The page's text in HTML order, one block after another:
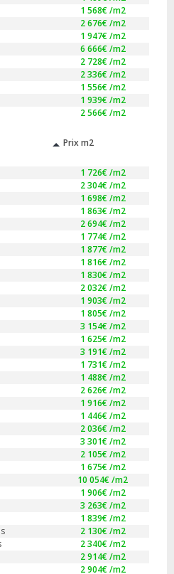
1 568€ /m2
2 676€ /m2
1 947€ /m2
6 666€ /m2
2 728€ /m2
2 336€ /m2
1 556€ /m2
1 939€ /m2
2 566€ /m2
Prix m2
1 726€ /m2
2 304€ /m2
1 698€ /m2
1 863€ /m2
2 694€ /m2
1 774€ /m2
1 877€ /m2
1 816€ /m2
1 830€ /m2
2 032€ /m2
1 903€ /m2
1 805€ /m2
3 154€ /m2
1 625€ /m2
3 191€ /m2
1 731€ /m2
1 488€ /m2
2 626€ /m2
1 916€ /m2
1 446€ /m2
2 036€ /m2
3 301€ /m2
2 105€ /m2
1 675€ /m2
10 054€ /m2
1 906€ /m2
3 263€ /m2
1 839€ /m2
2 130€ /m2
2 340€ /m2
2 914€ /m2
2 904€ /m2